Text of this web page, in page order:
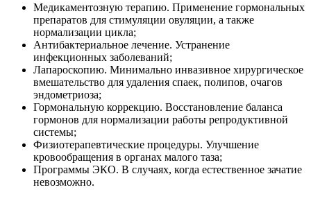
Медикаментозную терапию. Применение гормональных
препаратов для стимуляции овуляции, а также
нормализации цикла;
Антибактериальное лечение. Устранение
инфекционных заболеваний;
Лапароскопию. Минимально инвазивное хирургическое
вмешательство для удаления спаек, полипов, очагов
эндометриоза;
Гормональную коррекцию. Восстановление баланса
гормонов для нормализации работы репродуктивной
системы;
Физиотерапевтические процедуры. Улучшение
кровообращения в органах малого таза;
Программы ЭКО. В случаях, когда естественное зачатие
невозможно.